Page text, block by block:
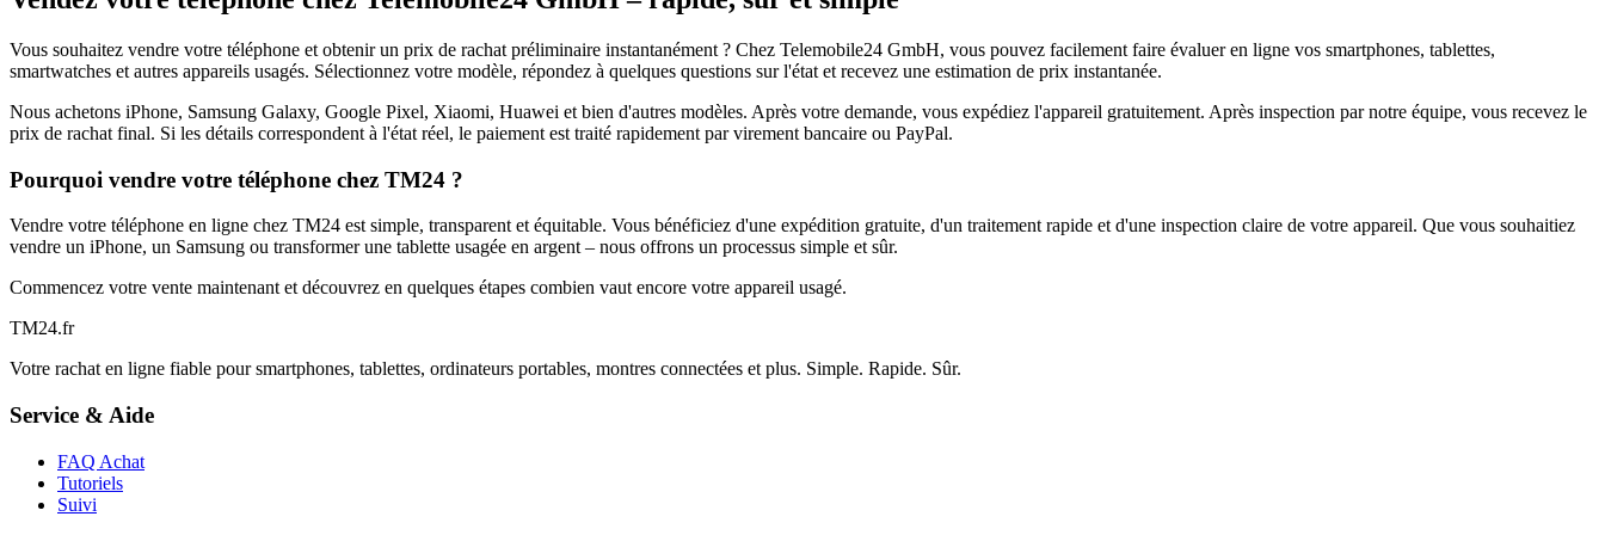
Vous souhaitez vendre votre téléphone et obtenir un prix de rachat préliminaire instantanément ? Chez Telemobile24 GmbH, vous pouvez facilement faire évaluer en ligne vos smartphones, tablettes,
smartwatches et autres appareils usagés. Sélectionnez votre modèle, répondez à quelques questions sur l'état et recevez une estimation de prix instantanée.
Nous achetons iPhone, Samsung Galaxy, Google Pixel, Xiaomi, Huawei et bien d'autres modèles. Après votre demande, vous expédiez l'appareil gratuitement. Après inspection par notre équipe, vous recevez le
prix de rachat final. Si les détails correspondent à l'état réel, le paiement est traité rapidement par virement bancaire ou PayPal.
Pourquoi vendre votre téléphone chez TM24 ?
Vendre votre téléphone en ligne chez TM24 est simple, transparent et équitable. Vous bénéficiez d'une expédition gratuite, d'un traitement rapide et d'une inspection claire de votre appareil. Que vous souhaitiez
vendre un iPhone, un Samsung ou transformer une tablette usagée en argent – nous offrons un processus simple et sûr.
Commencez votre vente maintenant et découvrez en quelques étapes combien vaut encore votre appareil usagé.
TM24.fr
Votre rachat en ligne fiable pour smartphones, tablettes, ordinateurs portables, montres connectées et plus. Simple. Rapide. Sûr.
Service & Aide
FAQ Achat
Tutoriels
Suivi